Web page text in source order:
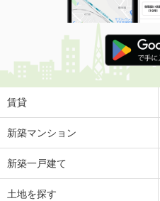
三重県津市江戸橋３丁目
価 格
1.50万
住 所
三重県
専有面積
三重県津市江戸橋３丁目
1.40
賃貸
新築マンション
新築一戸建て
土地を探す